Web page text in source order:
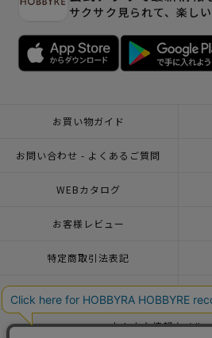
サクサク見られて、楽し
お買い物ガイド
お問い合わせ - よくあるご質問
WEBカタログ
お客様レビュー
特定商取引法表記
おトクな情報♪メル